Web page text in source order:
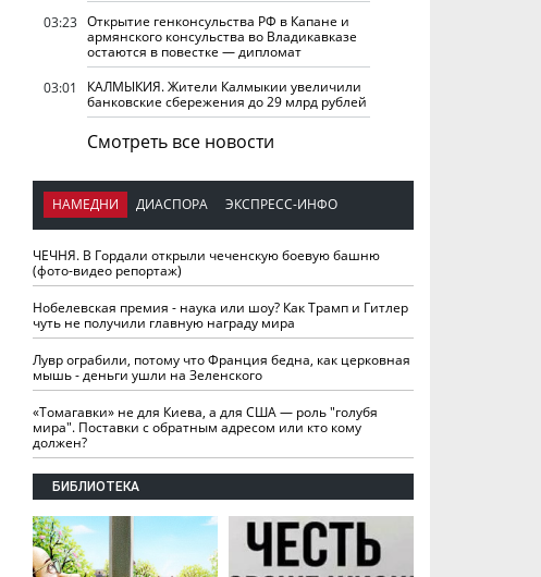
03:23 Открытие генконсульства РФ в Капане и
армянского консульства во Владикавказе
остаются в повестке — дипломат
03:01
КАЛМЫКИЯ. Жители Калмыкии увеличили
банковские сбережения до 29 млрд рублей
Смотреть все новости
НАМЕДНИ ДИАСПОРА ЭКСПРЕСС-ИНФО
ЧЕЧНЯ. В Гордали открыли чеченскую боевую башню
(фото-видео репортаж)
Нобелевская премия - наука или шоу? Как Трамп и Гитлер
чуть не получили главную награду мира
Лувр ограбили, потому что Франция бедна, как церковная
мышь - деньги ушли на Зеленского
«Томагавки» не для Киева, а для США — роль "голубя
мира". Поставки с обратным адресом или кто кому
должен?
БИБЛИОТЕКА